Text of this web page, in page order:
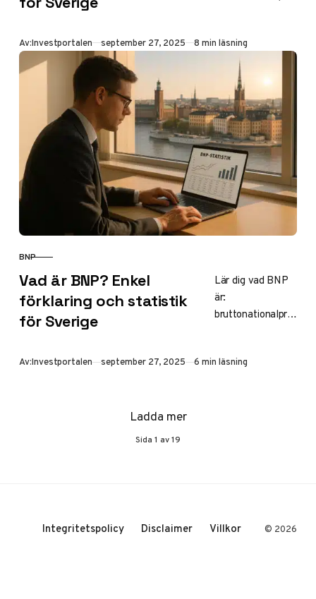
ekonomiska
aktivitet. Lär dig
hur det beräknas,
Sveriges aktuella
BNP-statistik för
2024–2025, per
capita och varför
det är viktigt för
tillväxt och
investeringar.
Av:Investportalen Publicerad
september 27, 2025 8 min läsning
KATEGORI
BNP
Vad är BNP? Enkel
förklaring och statistik
för Sverige
Lär dig vad BNP
är:
bruttonationalpro
aktivitet genom
Sverige vs USA.
Av:Investportalen Publicerad
september 27, 2025 6 min läsning
Sida 1 av19
Ladda mer
Integritetspolicy Disclaimer Villkor © 2026